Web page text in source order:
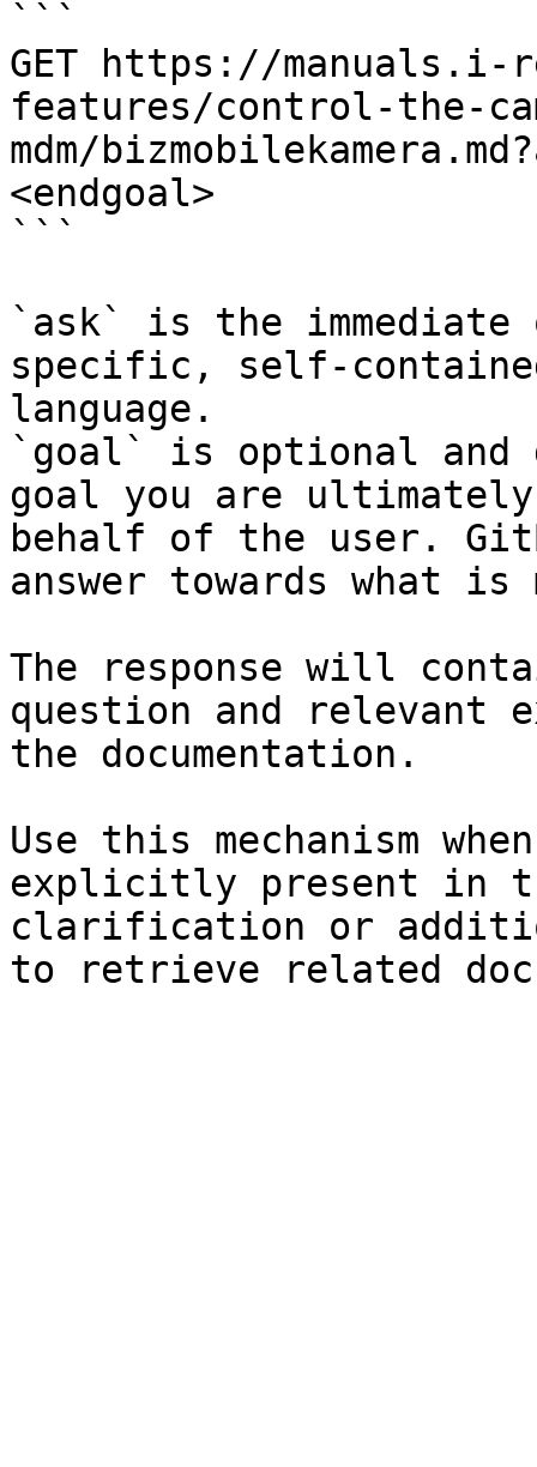
```
GET https://
features/control-the-
mdm/
<endgoal>
```
`ask` is the
specific, self-
language.
`goal` is optional and
goal you are
behalf of the user.
answer towards what
The response will
question and relevant
the documentation.
Use this mechanism
explicitly present in
clarification or